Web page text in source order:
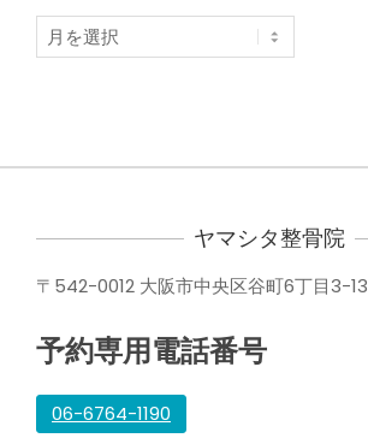
ア
ー
ヤマシタ整骨院
〒542-0012 大阪市中央区谷町6丁目3-13
予約専用電話番号
06-6764-1190